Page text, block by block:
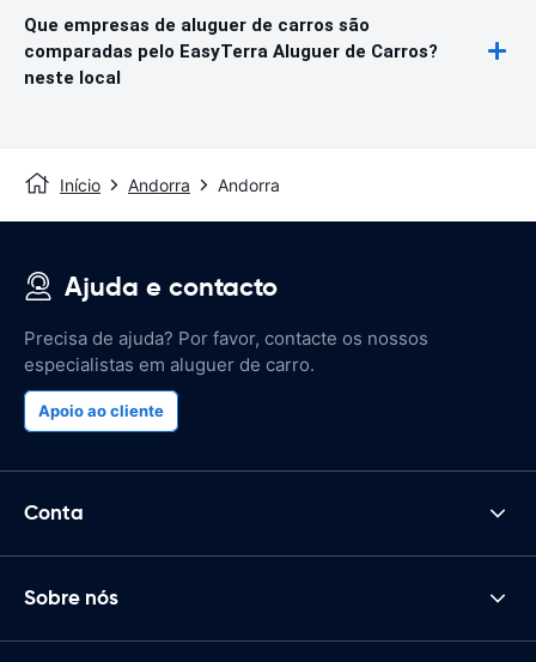
Que empresas de aluguer de carros são
comparadas pelo EasyTerra Aluguer de Carros?
neste local
Início Andorra Andorra
Ajuda e contacto
Precisa de ajuda? Por favor, contacte os nossos
especialistas em aluguer de carro.
Apoio ao cliente
Conta
Sobre nós